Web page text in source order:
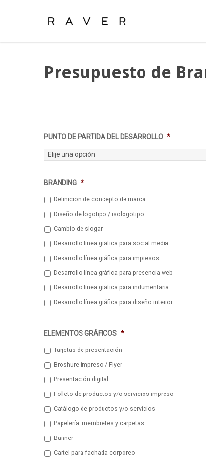
Presupuesto de
PUNTO DE PARTIDA DEL DESARROLLO *
BRANDING *
Definición de concepto de marca
Diseño de logotipo / isologotipo
Cambio de slogan
Desarrollo línea gráfica para social media
Desarrollo línea gráfica para impresos
Desarrollo línea gráfica para presencia web
Desarrollo línea gráfica para indumentaria
Desarrollo línea gráfica para diseño interior
ELEMENTOS GRÁFICOS *
Tarjetas de presentación
Broshure impreso / Flyer
Presentación digital
Folleto de productos y/o servicios impreso
Catálogo de productos y/o servicios
Papelería: membretes y carpetas
Banner
Cartel para fachada corporeo